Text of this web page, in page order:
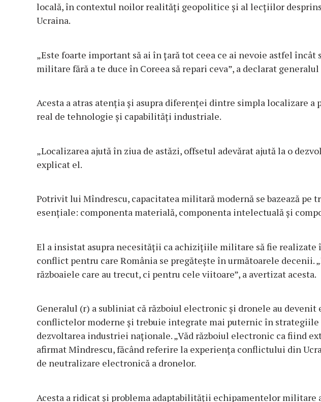
locală, în contextul noilor realități geopolitice și al lecțiilor
Ucraina.
„Este foarte important să ai în țară tot ceea ce ai nevoie astfel
militare fără a te duce în Coreea să repari ceva”, a declarat
Acesta a atras atenția și asupra diferenței dintre simpla localizare
real de tehnologie și capabilități industriale.
„Localizarea ajută în ziua de astăzi, offsetul adevărat ajută la o
explicat el.
Potrivit lui Mîndrescu, capacitatea militară modernă se bazează pe
esențiale: componenta materială, componenta intelectuală și
El a insistat asupra necesității ca achizițiile militare să fie realizate
conflict pentru care România se pregătește în următoarele decenii.
războaiele care au trecut, ci pentru cele viitoare”, a avertizat acesta.
Generalul (r) a subliniat că războiul electronic și dronele au
conflictelor moderne și trebuie integrate mai puternic în strategiile
dezvoltarea industriei naționale. „Văd războiul electronic ca fiind
afirmat Mîndrescu, făcând referire la experiența conflictului din
de neutralizare electronică a dronelor.
Acesta a ridicat și problema adaptabilității echipamentelor